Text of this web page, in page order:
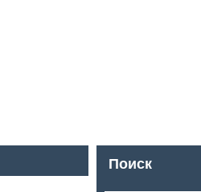
Поиск